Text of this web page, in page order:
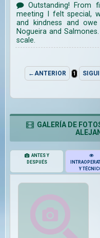
Outstanding! From
meeting I felt special,
and kindness and
Nogueira and
scale.
←ANTERIOR 1
GALERÍA DE
ANTES Y
DESPUÉS
Y